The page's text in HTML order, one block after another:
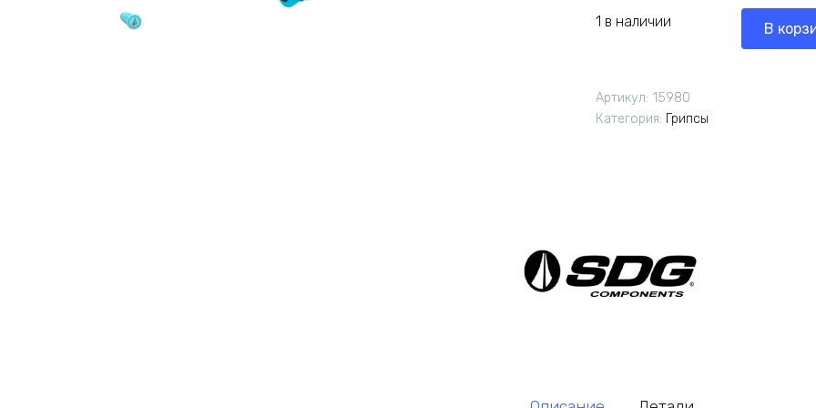
1 в наличии В
Артикул: 15980
Категория: Грипсы